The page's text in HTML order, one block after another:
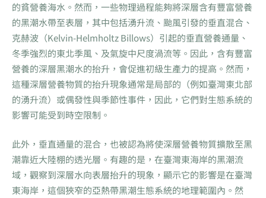
的貧營養海水。然而，一些物理過程能夠將深層含有豐富營養
的黑潮水帶至表層，其中包括湧升流、颱風引發的垂直混合、
克赫波（Kelvin-Helmholtz Billows）引起的垂直營養通量、
冬季強烈的東北季風、及氣旋中尺度渦流等。因此，含有豐富
營養的深層黑潮水的抬升，會促進初級生產力的提高。然而，
這種深層營養物質的抬升現象通常是局部的（例如臺灣東北部
的湧升流）或偶發性與季節性事件，因此，它們對生態系統的
影響可能受到時空限制。
此外，垂直通量的混合，也被認為將使深層營養物質擴散至黑
潮靠近大陸棚的透光層。有趣的是，在臺灣東海岸的黑潮流
域，觀察到深層水向表層抬升的現象，顯示它的影響是在臺灣
東海岸，這個狹窄的亞熱帶黑潮生態系統的地理範圍內。然